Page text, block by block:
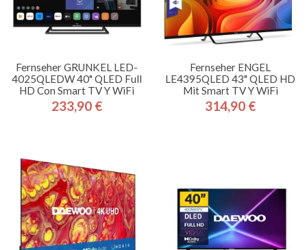
Fernseher GRUNKEL LED-
4025QLEDW 40" QLED Full
HD Con Smart TV Y WiFi
Preis
233,90 €
Fernseher ENGEL
LE4395QLED 43" QLED HD
Mit Smart TV Y WiFi
Preis
314,90 €